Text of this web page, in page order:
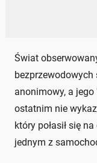
Świat
anonimowy, a
ostatnim nie
który połasił się
jednym z